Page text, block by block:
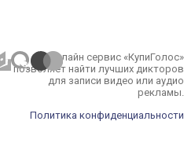
Онлайн сервис «КупиГолос»
позволяет найти лучших дикторов
для записи видео или аудио
рекламы.
Политика конфиденциальности